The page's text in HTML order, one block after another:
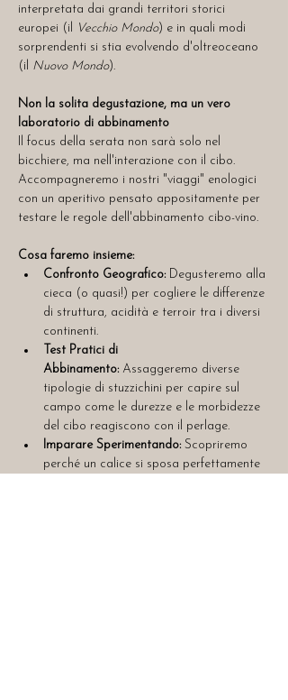
interpretata dai grandi territori storici
europei (il Vecchio Mondo) e in quali modi
sorprendenti si stia evolvendo d'oltreoceano
(il Nuovo Mondo).
Non la solita degustazione, ma un vero
laboratorio di abbinamento
Il focus della serata non sarà solo nel
bicchiere, ma nell'interazione con il cibo.
Accompagneremo i nostri "viaggi" enologici
con un aperitivo pensato appositamente per
testare le regole dell'abbinamento cibo-vino.
Cosa faremo insieme:
Confronto Geografico: Degusteremo alla
cieca (o quasi!) per cogliere le differenze
di struttura, acidità e terroir tra i diversi
continenti.
Test Pratici di
Abbinamento: Assaggeremo diverse
tipologie di stuzzichini per capire sul
campo come le durezze e le morbidezze
del cibo reagiscono con il perlage.
Imparare Sperimentando: Scopriremo
perché un calice si sposa perfettamente